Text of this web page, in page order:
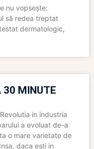
nu vopsește:
să redea treptat
dermatologic,
30 MINUTE
in industria
a evoluat de-a
o mare varietate de
daca esti in